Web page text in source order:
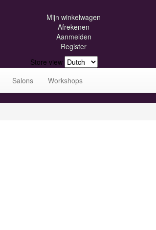
Mijn winkelwagen
Afrekenen
Aanmelden
Register
Store view
Salons Workshops